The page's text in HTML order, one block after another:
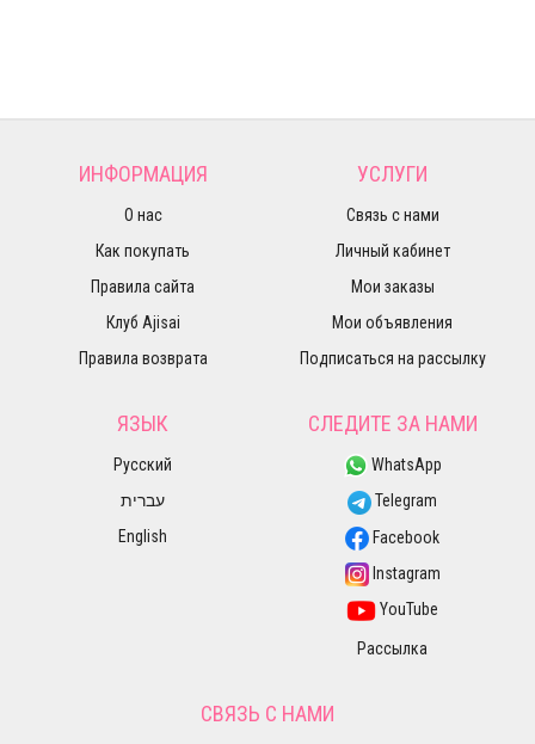
ИНФОРМАЦИЯ
О нас
Как покупать
Правила сайта
Клуб Ajisai
Правила возврата
УСЛУГИ
Связь с нами
Личный кабинет
Мои заказы
Мои объявления
Подписаться на рассылку
ЯЗЫК
Русский
עברית
English
СЛЕДИТЕ ЗА НАМИ
WhatsApp
Telegram
Facebook
Instagram
YouTube
Рассылка
СВЯЗЬ С НАМИ